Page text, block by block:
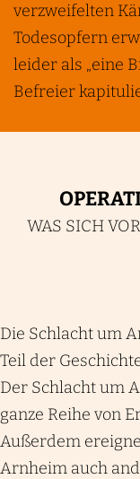
verzweifelten
Todesopfern
leider als „eine
Befreier
WAS SICH
Die Schlacht um
Teil der
Der Schlacht um
ganze Reihe von
Außerdem
Arnheim auch